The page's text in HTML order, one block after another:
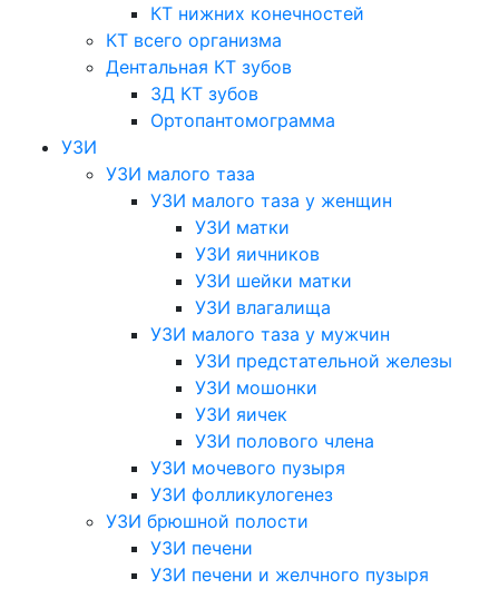
КТ нижних конечностей
КТ всего организма
Дентальная КТ зубов
3Д КТ зубов
Ортопантомограмма
УЗИ
УЗИ малого таза
УЗИ малого таза у женщин
УЗИ матки
УЗИ яичников
УЗИ шейки матки
УЗИ влагалища
УЗИ малого таза у мужчин
УЗИ предстательной железы
УЗИ мошонки
УЗИ яичек
УЗИ полового члена
УЗИ мочевого пузыря
УЗИ фолликулогенез
УЗИ брюшной полости
УЗИ печени
УЗИ печени и желчного пузыря